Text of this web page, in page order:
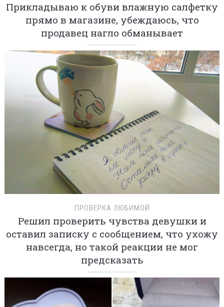
Прикладываю к обуви влажную салфетку
прямо в магазине, убеждаюсь, что
продавец нагло обманывает
ПРОВЕРКА ЛЮБИМОЙ
Решил проверить чувства девушки и
оставил записку с сообщением, что ухожу
навсегда, но такой реакции не мог
предсказать